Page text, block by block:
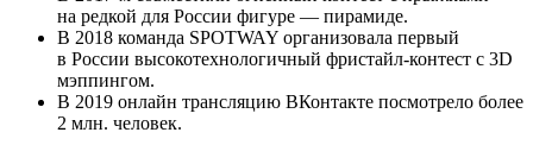
на редкой для России фигуре — пирамиде.
В 2018 команда SPOTWAY организовала первый
в России высокотехнологичный фристайл-контест с 3D
мэппингом.
В 2019 онлайн трансляцию ВКонтакте посмотрело более
2 млн. человек.